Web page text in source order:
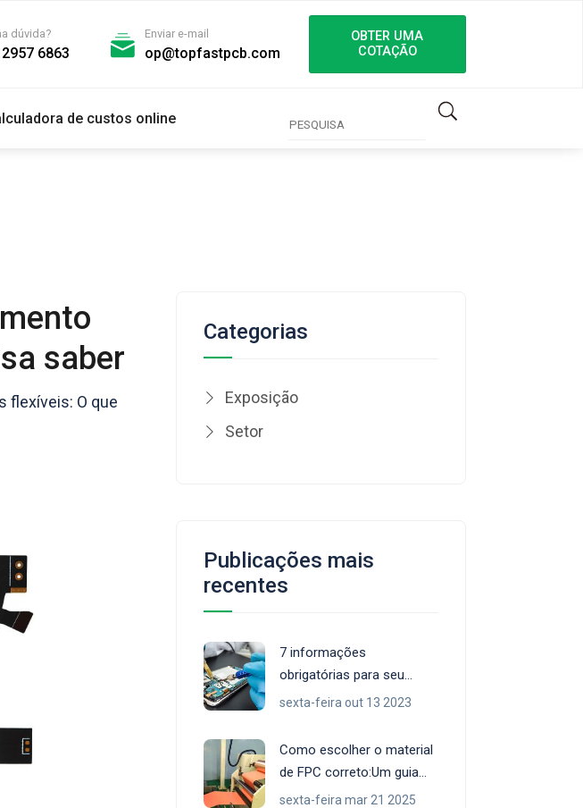
dúvida?
6863
Enviar e-mail
op@topfastpcb.com
OBTER UMA
COTAÇÃO
de custos online
saber
flexíveis: O que
Categorias
Exposição
Setor
Publicações mais
recentes
7 informações
obrigatórias para seu
projeto de PCB flexível
sexta-feira out 13 2023
Como escolher o material
de FPC correto:Um guia
abrangente
sexta-feira mar 21 2025